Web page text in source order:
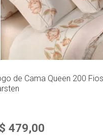
de Cama Queen 200
479,00